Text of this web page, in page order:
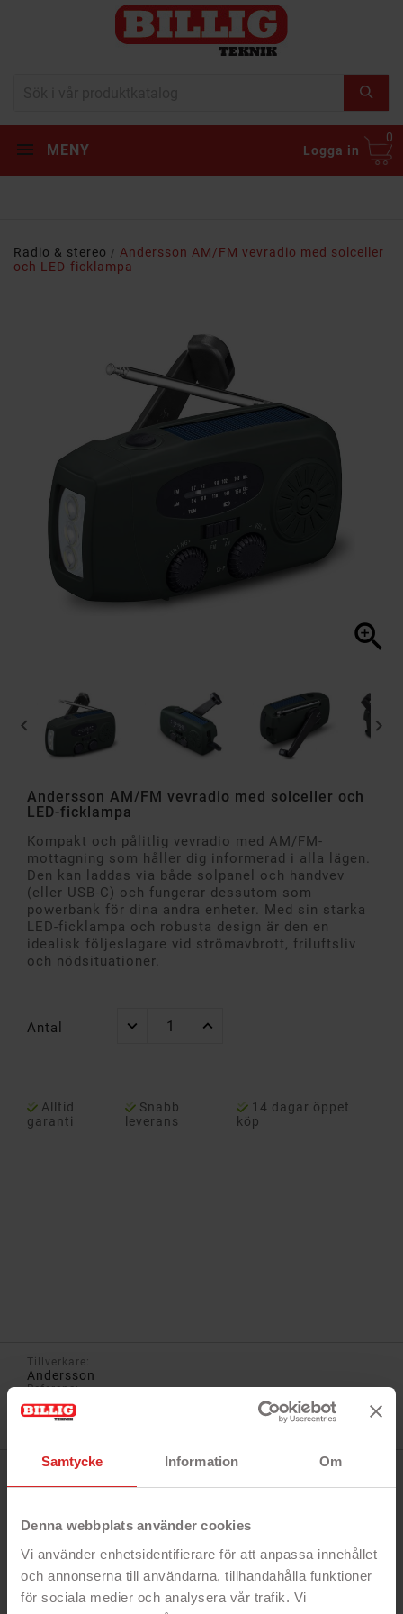
Samtycke Information Om
Denna webbplats använder cookies
Vi använder enhetsidentifierare för att anpassa innehållet
och annonserna till användarna, tillhandahålla funktioner
för sociala medier och analysera vår trafik. Vi
MENY Logga in
0
Radio & stereo
Andersson AM/FM vevradio med solceller
och LED-ficklampa

 
Andersson AM/FM vevradio med solceller och
LED-ficklampa
Kompakt och pålitlig vevradio med AM/FM-
mottagning som håller dig informerad i alla lägen.
Den kan laddas via både solpanel och handvev
(eller USB-C) och fungerar dessutom som
powerbank för dina andra enheter. Med sin starka
LED-ficklampa och robusta design är den en
idealisk följeslagare vid strömavbrott, friluftsliv
och nödsituationer.
Antal
Alltid
garanti
Snabb
leverans
14 dagar öppet
köp
Tillverkare:
Andersson
Referens:
EYF-C2000 / 1034412 / 1318833
I lager
BESKRIVNING
Snabbfakta!
- Lyssna på vanlig analog FM-radio
- Portabel design som tar lite plats